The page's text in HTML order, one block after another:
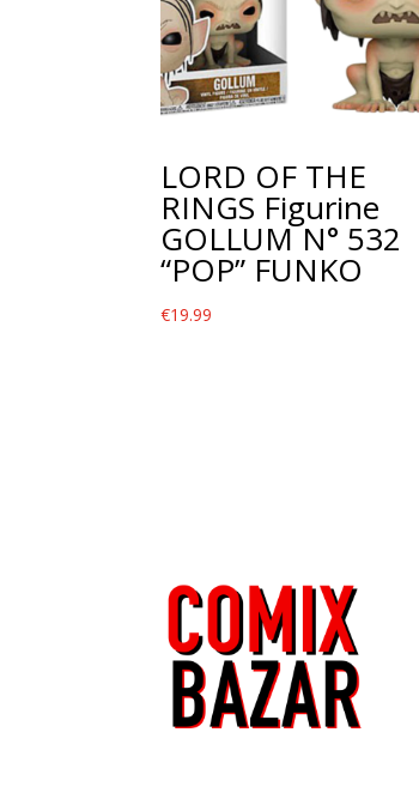
e
LORD OF THE
RINGS Figurine
GOLLUM N° 532
“POP” FUNKO
€19.99